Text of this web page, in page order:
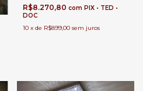
R$8.270,80 com PIX • TED •
DOC
10 x de R$899,00 sem juros